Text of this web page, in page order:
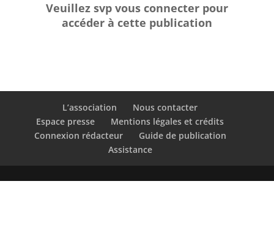
Veuillez svp vous connecter pour
accéder à cette publication
L’association
Nous contacter
Espace presse
Mentions légales et crédits
Connexion rédacteur
Guide de publication
Assistance